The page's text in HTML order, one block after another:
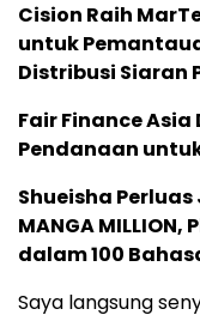
Cision Raih
untuk
Distribusi Siaran
Fair Finance
Pendanaan
Shueisha
MANGA
dalam 100
Saya langsung